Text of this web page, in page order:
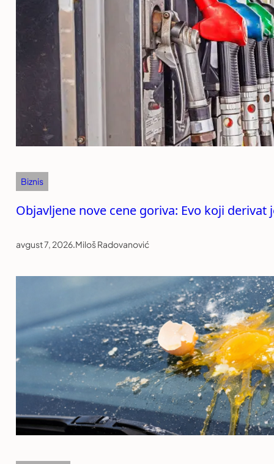
Biznis
Objavljene nove cene goriva: Evo koji derivat
avgust 7, 2026.Miloš Radovanović